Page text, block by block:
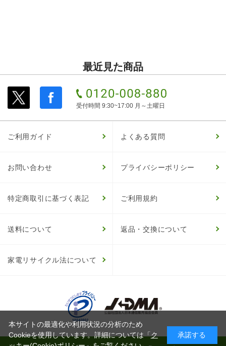
最近見た商品
受付時間 9:30~17:00 月～土曜日
ご利用ガイド よくある質問
お問い合わせ プライバシーポリシー
特定商取引に基づく表記 ご利用規約
送料について 返品・交換について
家電リサイクル法について
本サイトの最適化や利用状況の分析のため
Cookieを使用しています。詳細については「ク
承諾する